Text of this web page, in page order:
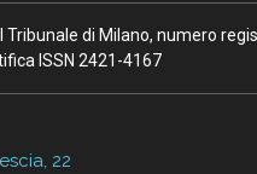
di Milano, numero
ISSN 2421-4167
22